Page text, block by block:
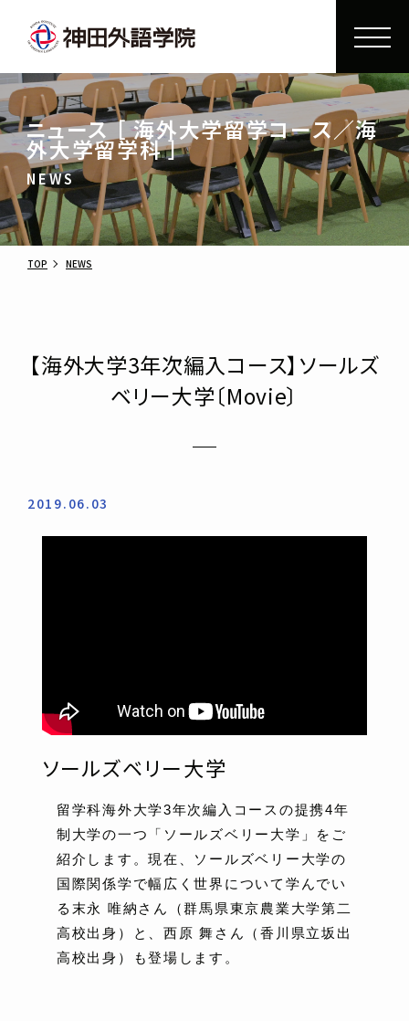
ニュース ［ 海外大学留学コース／海
外大学留学科 ］
NEWS
TOP NEWS
【海外大学3年次編入コース】ソールズ
ベリー大学〔Movie〕
2019.06.03
ソールズベリー大学
留学科海外大学3年次編入コースの提携4年
制大学の一つ「ソールズベリー大学」をご
紹介します。現在、ソールズベリー大学の
国際関係学で幅広く世界について学んでい
る末永 唯納さん（群馬県東京農業大学第二
高校出身）と、西原 舞さん（香川県立坂出
高校出身）も登場します。